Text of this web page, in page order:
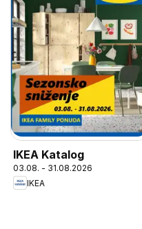
IKEA Katalog
03.08. - 31.08.2026
IKEA